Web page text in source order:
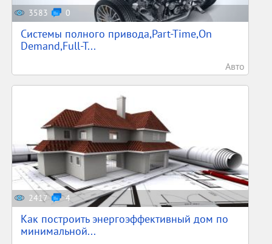
3583 0
Системы полного привода,Part-Time,On
Demand,Full-T...
Авто
2417 4
Как построить энергоэффективный дом по
минимальной...